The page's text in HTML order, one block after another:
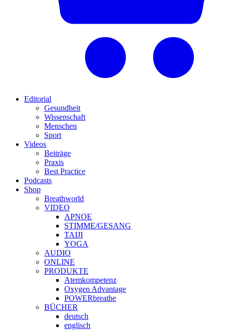
Editorial
Gesundheit
Wissenschaft
Menschen
Sport
Videos
Beiträge
Praxis
Best Practice
Podcasts
Shop
Breathworld
VIDEO
APNOE
STIMME/GESANG
TAIJI
YOGA
AUDIO
ONLINE
PRODUKTE
Atemkompetenz
Oxygen Advantage
POWERbreathe
BÜCHER
deutsch
englisch